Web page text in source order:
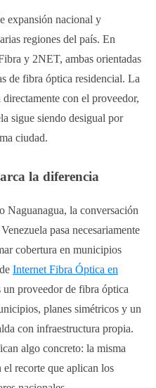
expansión nacional y
regiones del país. En
y 2NET, ambas orientadas
de fibra óptica residencial. La
con el proveedor,
sigue siendo desigual por
ciudad.
la diferencia
Naguanagua, la conversación
pasa necesariamente
cobertura en municipios
Internet Fibra Óptica en
un proveedor de fibra óptica
planes simétricos y un
con infraestructura propia.
algo concreto: la misma
recorte que aplican los